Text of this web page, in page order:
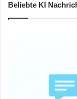
Beliebte KI